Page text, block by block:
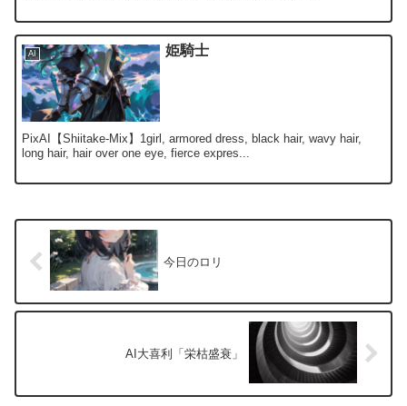
AI 姫騎士
PixAI【Shiitake-Mix】1girl, armored dress, black hair, wavy hair,
long hair, hair over one eye, fierce expres...
今日のロリ
AI大喜利「栄枯盛衰」